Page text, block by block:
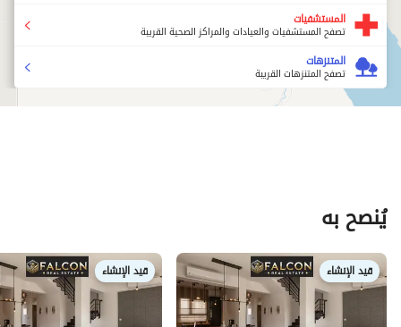
المستشفيات
تصفح المستشفيات والعيادات والمراكز الصحية القريبة
المتنزهات
تصفح المتنزهات القريبة
يُنصح به
قيد الإنشاء قيد الإنشاء